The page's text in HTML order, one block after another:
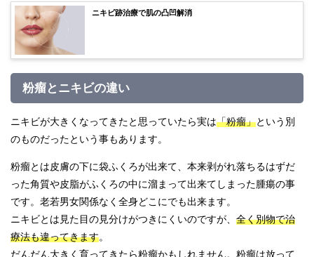
ニキビ跡治療で肌の凸凹解消
粉瘤とニキビの違い
ニキビが大きくなってきたと思っていたら実は「粉瘤」という別
のものだったという事もあります。
粉瘤とは皮膚の下に袋ふくろが出来て、本来剥がれ落ちるはずだ
った角質や皮脂がふくろの中に溜まって出来てしまった腫瘍の事
です。老若男女関係なく全身どこにでも出来ます。
ニキビとは見た目の見分けがつきにくいのですが、 全く別物で治
療法も違ってきます。
だんだん大きく育ってきたら粉瘤かもしれません。粉瘤は放って